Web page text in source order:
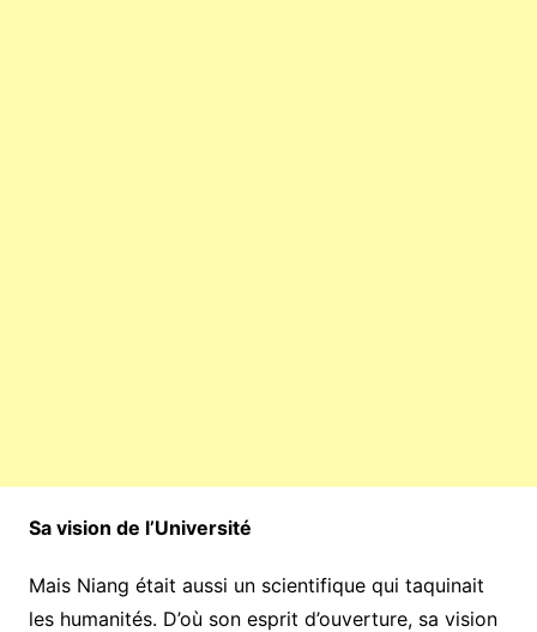
Sa vision de l’Université
Mais Niang était aussi un scientifique qui taquinait
les humanités. D’où son esprit d’ouverture, sa vision